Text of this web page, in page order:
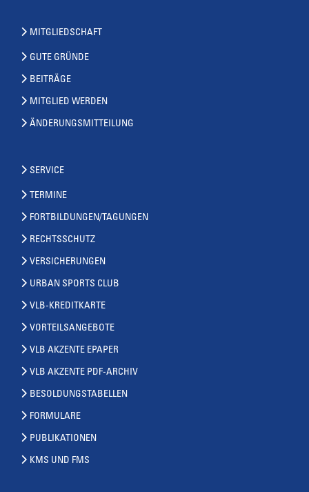
MITGLIEDSCHAFT
GUTE GRÜNDE
BEITRÄGE
MITGLIED WERDEN
ÄNDERUNGSMITTEILUNG
SERVICE
TERMINE
FORTBILDUNGEN/TAGUNGEN
RECHTSSCHUTZ
VERSICHERUNGEN
URBAN SPORTS CLUB
VLB-KREDITKARTE
VORTEILSANGEBOTE
VLB AKZENTE EPAPER
VLB AKZENTE PDF-ARCHIV
BESOLDUNGSTABELLEN
FORMULARE
PUBLIKATIONEN
KMS UND FMS